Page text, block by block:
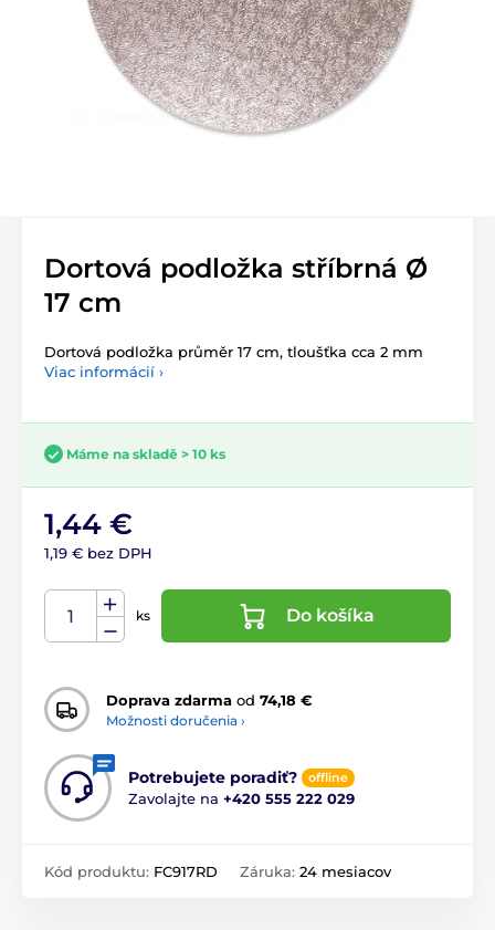
Dortová podložka stříbrná Ø
17 cm
Dortová podložka průměr 17 cm, tloušťka cca 2 mm
Viac informácií ›
Máme na skladě > 10 ks
1,44 €
1,19 € bez DPH
ks Do košíka
Doprava zdarma od 74,18 €
Možnosti doručenia ›
Potrebujete poradiť? offline
Zavolajte na +420 555 222 029
Kód produktu: FC917RD Záruka: 24 mesiacov